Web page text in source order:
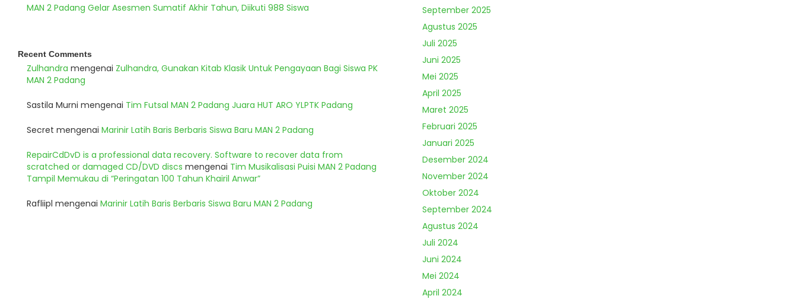
MAN 2 Padang Gelar Asesmen Sumatif Akhir Tahun, Diikuti 988 Siswa
Recent Comments
Zulhandra mengenai Zulhandra, Gunakan Kitab Klasik Untuk Pengayaan Bagi Siswa PK
MAN 2 Padang
Sastila Murni mengenai Tim Futsal MAN 2 Padang Juara HUT ARO YLPTK Padang
Secret mengenai Marinir Latih Baris Berbaris Siswa Baru MAN 2 Padang
RepairCdDvD is a professional data recovery. Software to recover data from
scratched or damaged CD/DVD discs mengenai Tim Musikalisasi Puisi MAN 2 Padang
Tampil Memukau di “Peringatan 100 Tahun Khairil Anwar”
Rafliipl mengenai Marinir Latih Baris Berbaris Siswa Baru MAN 2 Padang
September 2025
Agustus 2025
Juli 2025
Juni 2025
Mei 2025
April 2025
Maret 2025
Februari 2025
Januari 2025
Desember 2024
November 2024
Oktober 2024
September 2024
Agustus 2024
Juli 2024
Juni 2024
Mei 2024
April 2024